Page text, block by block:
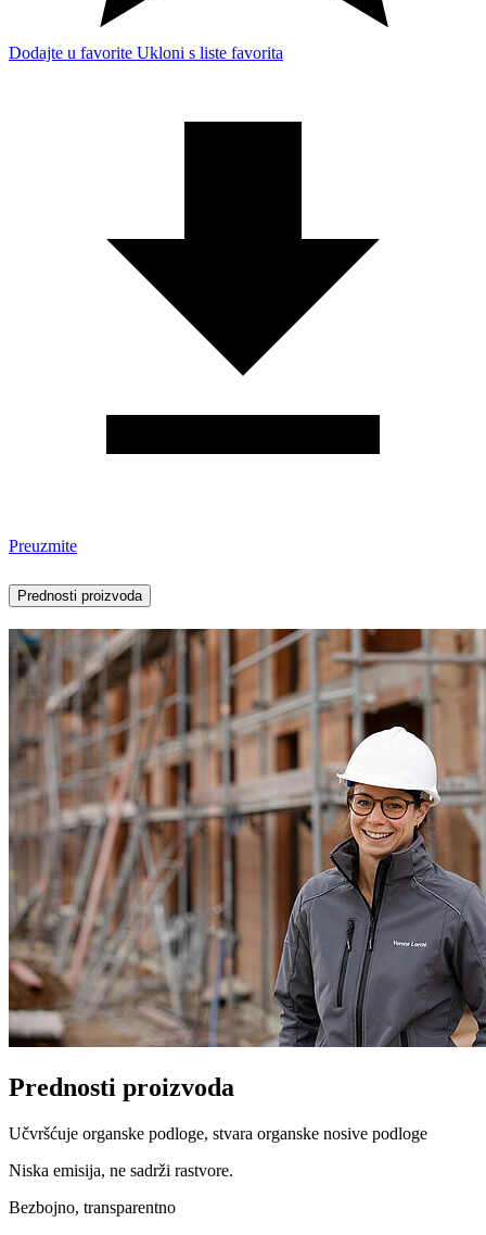
Dodajte u favorite Ukloni s liste favorita
Preuzmite
Prednosti proizvoda
Prednosti proizvoda
Učvršćuje organske podloge, stvara organske nosive podloge
Niska emisija, ne sadrži rastvore.
Bezbojno, transparentno